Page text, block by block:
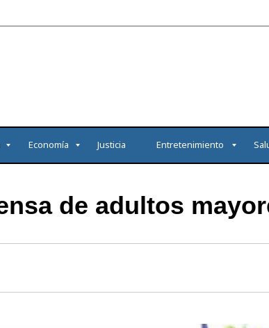
Economía Justicia Entretenimiento
de adultos